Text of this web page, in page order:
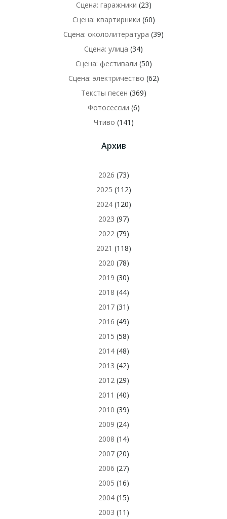
Сцена: гаражники (23)
Сцена: квартирники (60)
Сцена: окололитература (39)
Сцена: улица (34)
Сцена: фестивали (50)
Сцена: электричество (62)
Тексты песен (369)
Фотосессии (6)
Чтиво (141)
Архив
2026 (73)
2025 (112)
2024(120)
2023 (97)
2022 (79)
2021 (118)
2020 (78)
2019 (30)
2018 (44)
2017(31)
2016 (49)
2015 (58)
2014(48)
2013 (42)
2012 (29)
2011 (40)
2010 (39)
2009 (24)
2008 (14)
2007(20)
2006 (27)
2005 (16)
2004(15)
2003 (11)